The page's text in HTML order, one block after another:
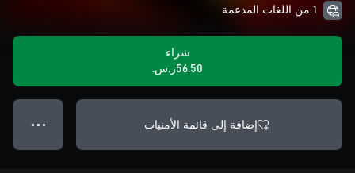
1 من اللغات المدعمة
شراء
‪ر.س.‏‎56.50‬
إضافة إلى قائمة الأمنيات ● ● ●